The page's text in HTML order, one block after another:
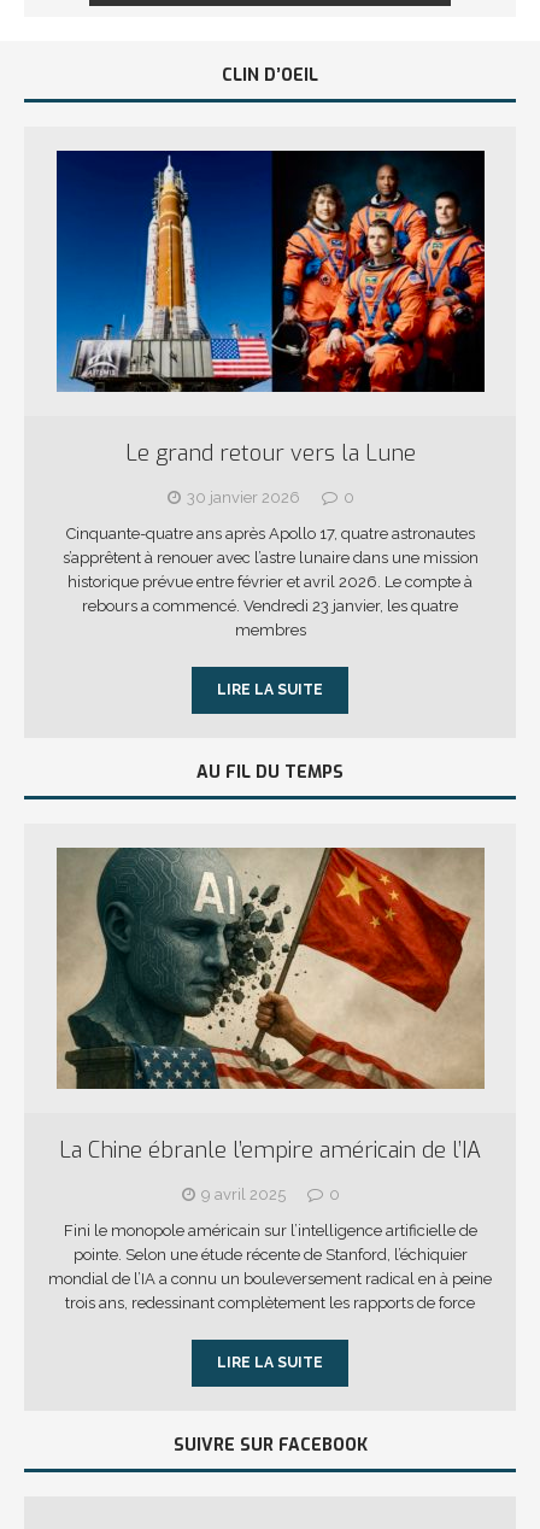
CLIN D’OEIL
Le grand retour vers la Lune
30 janvier 2026
0
Cinquante-quatre ans après Apollo 17, quatre astronautes
s’apprêtent à renouer avec l’astre lunaire dans une mission
historique prévue entre février et avril 2026. Le compte à
rebours a commencé. Vendredi 23 janvier, les quatre
membres
LIRE LA SUITE
AU FIL DU TEMPS
La Chine ébranle l’empire américain de l’IA
9 avril 2025
0
Fini le monopole américain sur l’intelligence artificielle de
pointe. Selon une étude récente de Stanford, l’échiquier
mondial de l’IA a connu un bouleversement radical en à peine
trois ans, redessinant complètement les rapports de force
LIRE LA SUITE
SUIVRE SUR FACEBOOK